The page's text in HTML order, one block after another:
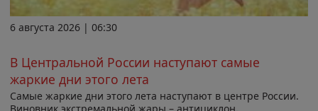
6 августа 2026 | 06:30
В Центральной России наступают самые
жаркие дни этого лета
Самые жаркие дни этого лета наступают в центре России.